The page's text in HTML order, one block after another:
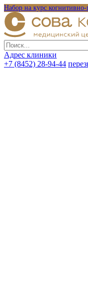
Набор на курс когнитивно-
Адрес клиники
+7 (8452) 28-94-44